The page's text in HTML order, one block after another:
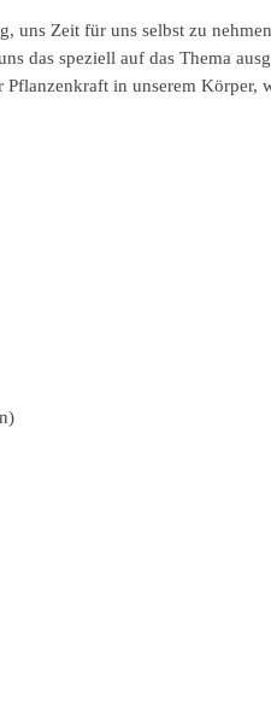
uns Zeit für uns selbst zu
das speziell auf das Thema
in unserem